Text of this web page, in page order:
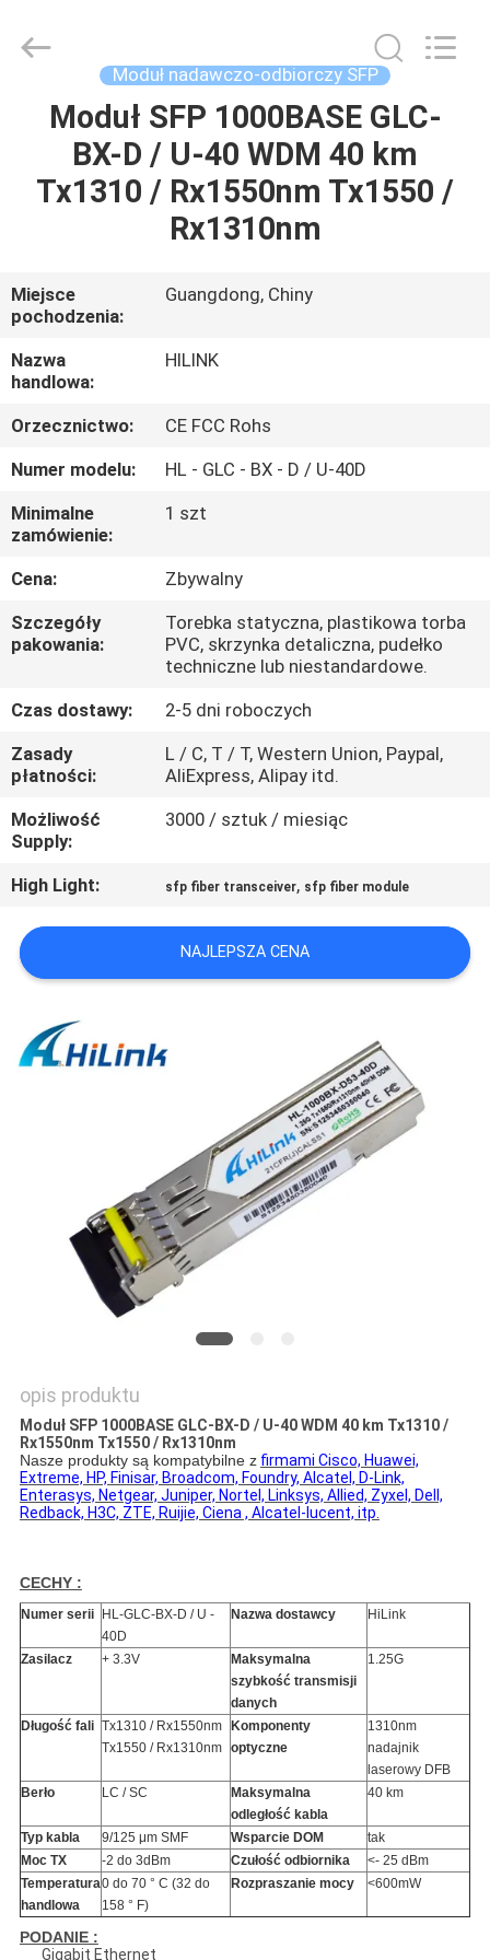
DOMU
O
NAS
WYCIECZKA
PO
FABRYCE
KONTROLA
JAKOŚCI
SKONTAKTUJ
Z
NAMI
NOWOŚCI
SPRAWY
POPROŚ
WYCENĘ
POLITYKA
PRYWATNOŚCI
Technology
Co.,Ltd..
Moduł nadawczo-odbiorczy SFP
Moduł SFP 1000BASE GLC-
BX-D / U-40 WDM 40 km
Tx1310 / Rx1550nm Tx1550 /
Rx1310nm
Miejsce
pochodzenia:
Guangdong, Chiny
Nazwa
handlowa:
HILINK
Orzecznictwo:
CE FCC Rohs
Numer modelu:
HL - GLC - BX - D / U-40D
Minimalne
zamówienie:
1 szt
Cena:
Zbywalny
Szczegóły
pakowania:
Torebka statyczna, plastikowa torba
PVC, skrzynka detaliczna, pudełko
techniczne lub niestandardowe.
Czas dostawy:
2-5 dni roboczych
Zasady
płatności:
L / C, T / T, Western Union, Paypal,
AliExpress, Alipay itd.
Możliwość
Supply:
3000 / sztuk / miesiąc
High Light: sfp fiber transceiver, sfp fiber module
NAJLEPSZA CENA
opis produktu
Moduł SFP 1000BASE GLC-BX-D / U-40 WDM 40 km Tx1310 /
Rx1550nm Tx1550 / Rx1310nm
Nasze produkty są kompatybilne z firmami Cisco, Huawei,
Extreme, HP, Finisar, Broadcom, Foundry, Alcatel, D-Link,
Enterasys, Netgear, Juniper, Nortel, Linksys, Allied, Zyxel, Dell,
Redback, H3C, ZTE, Ruijie, Ciena , Alcatel-lucent, itp.
CECHY :
Numer serii
HL-GLC-BX-D / U -
40D
Nazwa dostawcy HiLink
Zasilacz + 3.3V
Maksymalna
szybkość transmisji
danych
1.25G
Długość fali Tx1310 / Rx1550nm
Tx1550 / Rx1310nm
Komponenty
optyczne
1310nm
nadajnik
laserowy DFB
Berło
LC / SC
Maksymalna
odległość kabla
40 km
Typ kabla 9/125 μm SMF Wsparcie DOM
tak
Moc TX
-2 do 3dBm Czułość odbiornika
<- 25 dBm
Temperatura
handlowa
0 do 70 ° C (32 do
158 ° F)
Rozpraszanie mocy <600mW
PODANIE :
Gigabit Ethernet